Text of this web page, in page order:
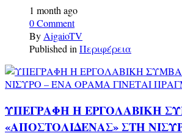
1 month ago
0 Comment
ByAigaioTV
Published inΠεριφέρεια
ΥΠΕΓΡΑΦΗ Η ΕΡΓΟΛΑΒΙΚΗ
«ΑΠΟΣΤΟΛΙΔΕΝΑΣ» ΣΤΗ